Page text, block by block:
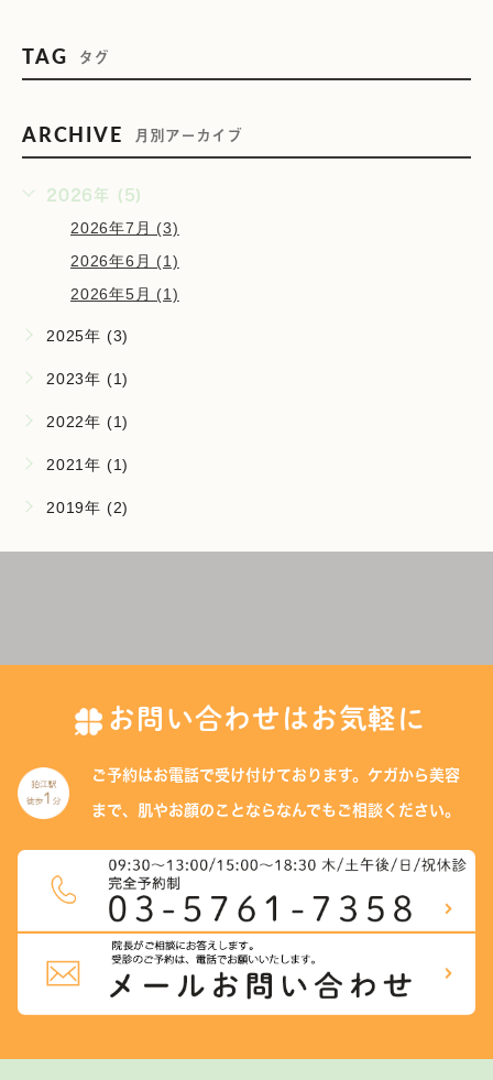
TAG タグ
ARCHIVE 月別アーカイブ
2026年 (5)
2026年7月 (3)
2026年6月 (1)
2026年5月 (1)
2025年 (3)
2023年 (1)
2022年 (1)
2021年 (1)
2019年 (2)
お問い合わせはお気軽に
ご予約はお電話で受け付けております。ケガから美容
まで、肌やお顔のことなら なんでもご相談ください。